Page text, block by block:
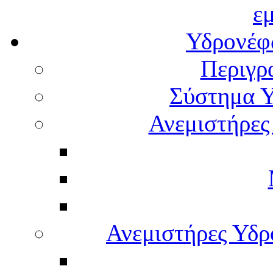
Σύστημα
Ανεμιστήρες